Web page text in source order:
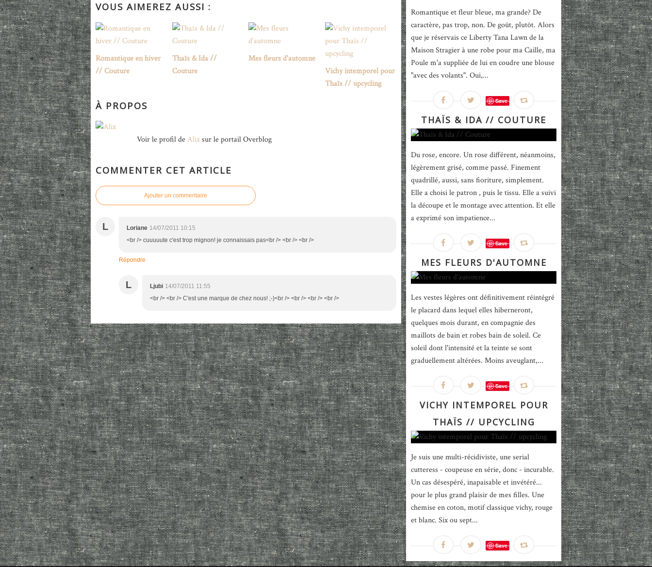
VOUS AIMEREZ AUSSI :
Romantique en hiver
// Couture
Thaïs & Ida //
Couture
Mes fleurs d'automne
Vichy intemporel pour
Thaïs // upcycling
À PROPOS
Voir le profil deAlixsur le portail Overblog
COMMENTER CET ARTICLE
Ajouter un commentaire
L Loriane 14/07/2011 10:15
<br /> cuuuuute c'est trop mignon! je connaissais pas<br /> <br /> <br />
Répondre
L Ljubi 14/07/2011 11:55
<br /> <br /> C'est une marque de chez nous! ;-)<br /> <br /> <br /> <br />
Romantique et fleur bleue, ma grande? De
caractère, pas trop, non. De goût, plutôt. Alors
que je réservais ce Liberty Tana Lawn de la
Maison Stragier à une robe pour ma Caille, ma
Poule m'a suppliée de lui en coudre une blouse
"avec des volants". Oui,...
Save
THAÏS & IDA // COUTURE
Du rose, encore. Un rose différent, néanmoins,
légèrement grisé, comme passé. Finement
quadrillé, aussi, sans fioriture, simplement.
Elle a choisi le patron , puis le tissu. Elle a suivi
la découpe et le montage avec attention. Et elle
a exprimé son impatience...
Save
MES FLEURS D'AUTOMNE
Les vestes légères ont définitivement réintégré
le placard dans lequel elles hiberneront,
quelques mois durant, en compagnie des
maillots de bain et robes bain de soleil. Ce
soleil dont l'intensité et la teinte se sont
graduellement altérées. Moins aveuglant,...
Save
VICHY INTEMPOREL POUR
THAÏS // UPCYCLING
Je suis une multi-récidiviste, une serial
cutteress - coupeuse en série, donc - incurable.
Un cas désespéré, inapaisable et invétéré...
pour le plus grand plaisir de mes filles. Une
chemise en coton, motif classique vichy, rouge
et blanc. Six ou sept...
Save